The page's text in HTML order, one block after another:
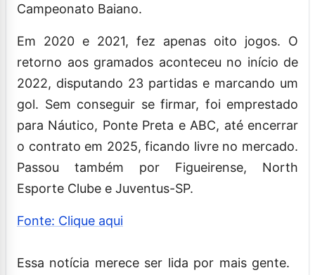
Campeonato Baiano.
Em 2020 e 2021, fez apenas oito jogos. O
retorno aos gramados aconteceu no início de
2022, disputando 23 partidas e marcando um
gol. Sem conseguir se firmar, foi emprestado
para Náutico, Ponte Preta e ABC, até encerrar
o contrato em 2025, ficando livre no mercado.
Passou também por Figueirense, North
Esporte Clube e Juventus-SP.
Fonte: Clique aqui
Essa notícia merece ser lida por mais gente.